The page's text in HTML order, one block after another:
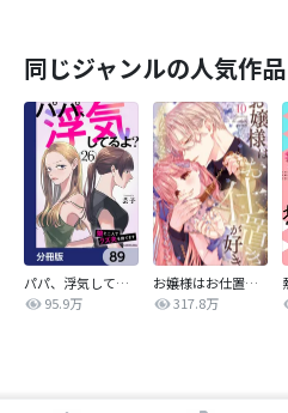
同じジャンルの人気作品
パパ、浮気してるよ？娘と二人でクズ夫を捨てます【分冊版】
95.9万
お嬢様はお仕置きが好き
317.8万